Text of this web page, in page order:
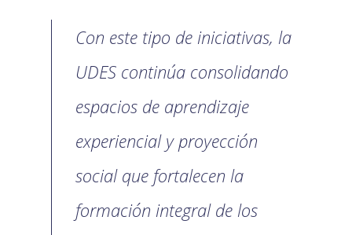
Con este tipo de iniciativas, la
UDES continúa consolidando
espacios de aprendizaje
experiencial y proyección
social que fortalecen la
formación integral de los